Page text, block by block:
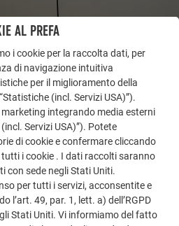
PREFA mostra la versatilità
altri progetti straordinari con le
di PREFA per tetti,
AL PREFA
i cookie per la raccolta dati, per
di navigazione intuitiva
per il miglioramento della
(incl. Servizi USA)”).
integrando media esterni
Servizi USA)”). Potete
di cookie e confermare cliccando
tutti i cookie . I dati raccolti saranno
con sede negli Stati Uniti.
per tutti i servizi, acconsentite e
l’art. 49, par. 1, lett. a) dell’RGPD
Stati Uniti. Vi informiamo del fatto